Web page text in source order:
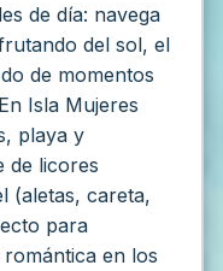
de día: navega
del sol, el
de momentos
Isla Mujeres
playa y
de licores
(aletas, careta,
para
en los